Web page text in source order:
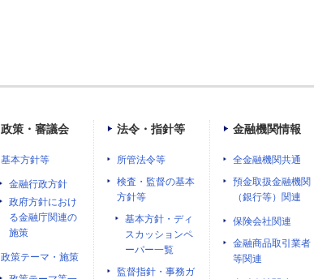
政策・審議会
基本方針等
金融行政方針
政府方針におけ
る金融庁関連の
施策
政策テーマ・施策
法令・指針等
所管法令等
検査・監督の基本
方針等
基本方針・ディ
スカッションペ
ーパー一覧
監督指針・事務ガ
金融機関情報
全金融機関共通
預金取扱金融機関
（銀行等）関連
保険会社関連
金融商品取引業者
等関連